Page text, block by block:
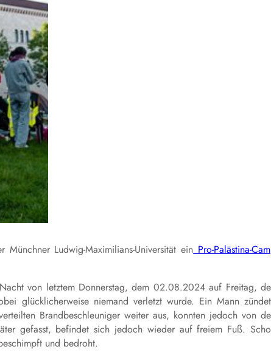
Ludwig-Maximilians-Universität ein Pro-Palästina-
von letztem Donnerstag, dem 02.08.2024 auf Freitag,
glücklicherweise niemand verletzt wurde. Ein Mann
Brandbeschleuniger weiter aus, konnten jedoch von
gefasst, befindet sich jedoch wieder auf freiem Fuß.
und bedroht.